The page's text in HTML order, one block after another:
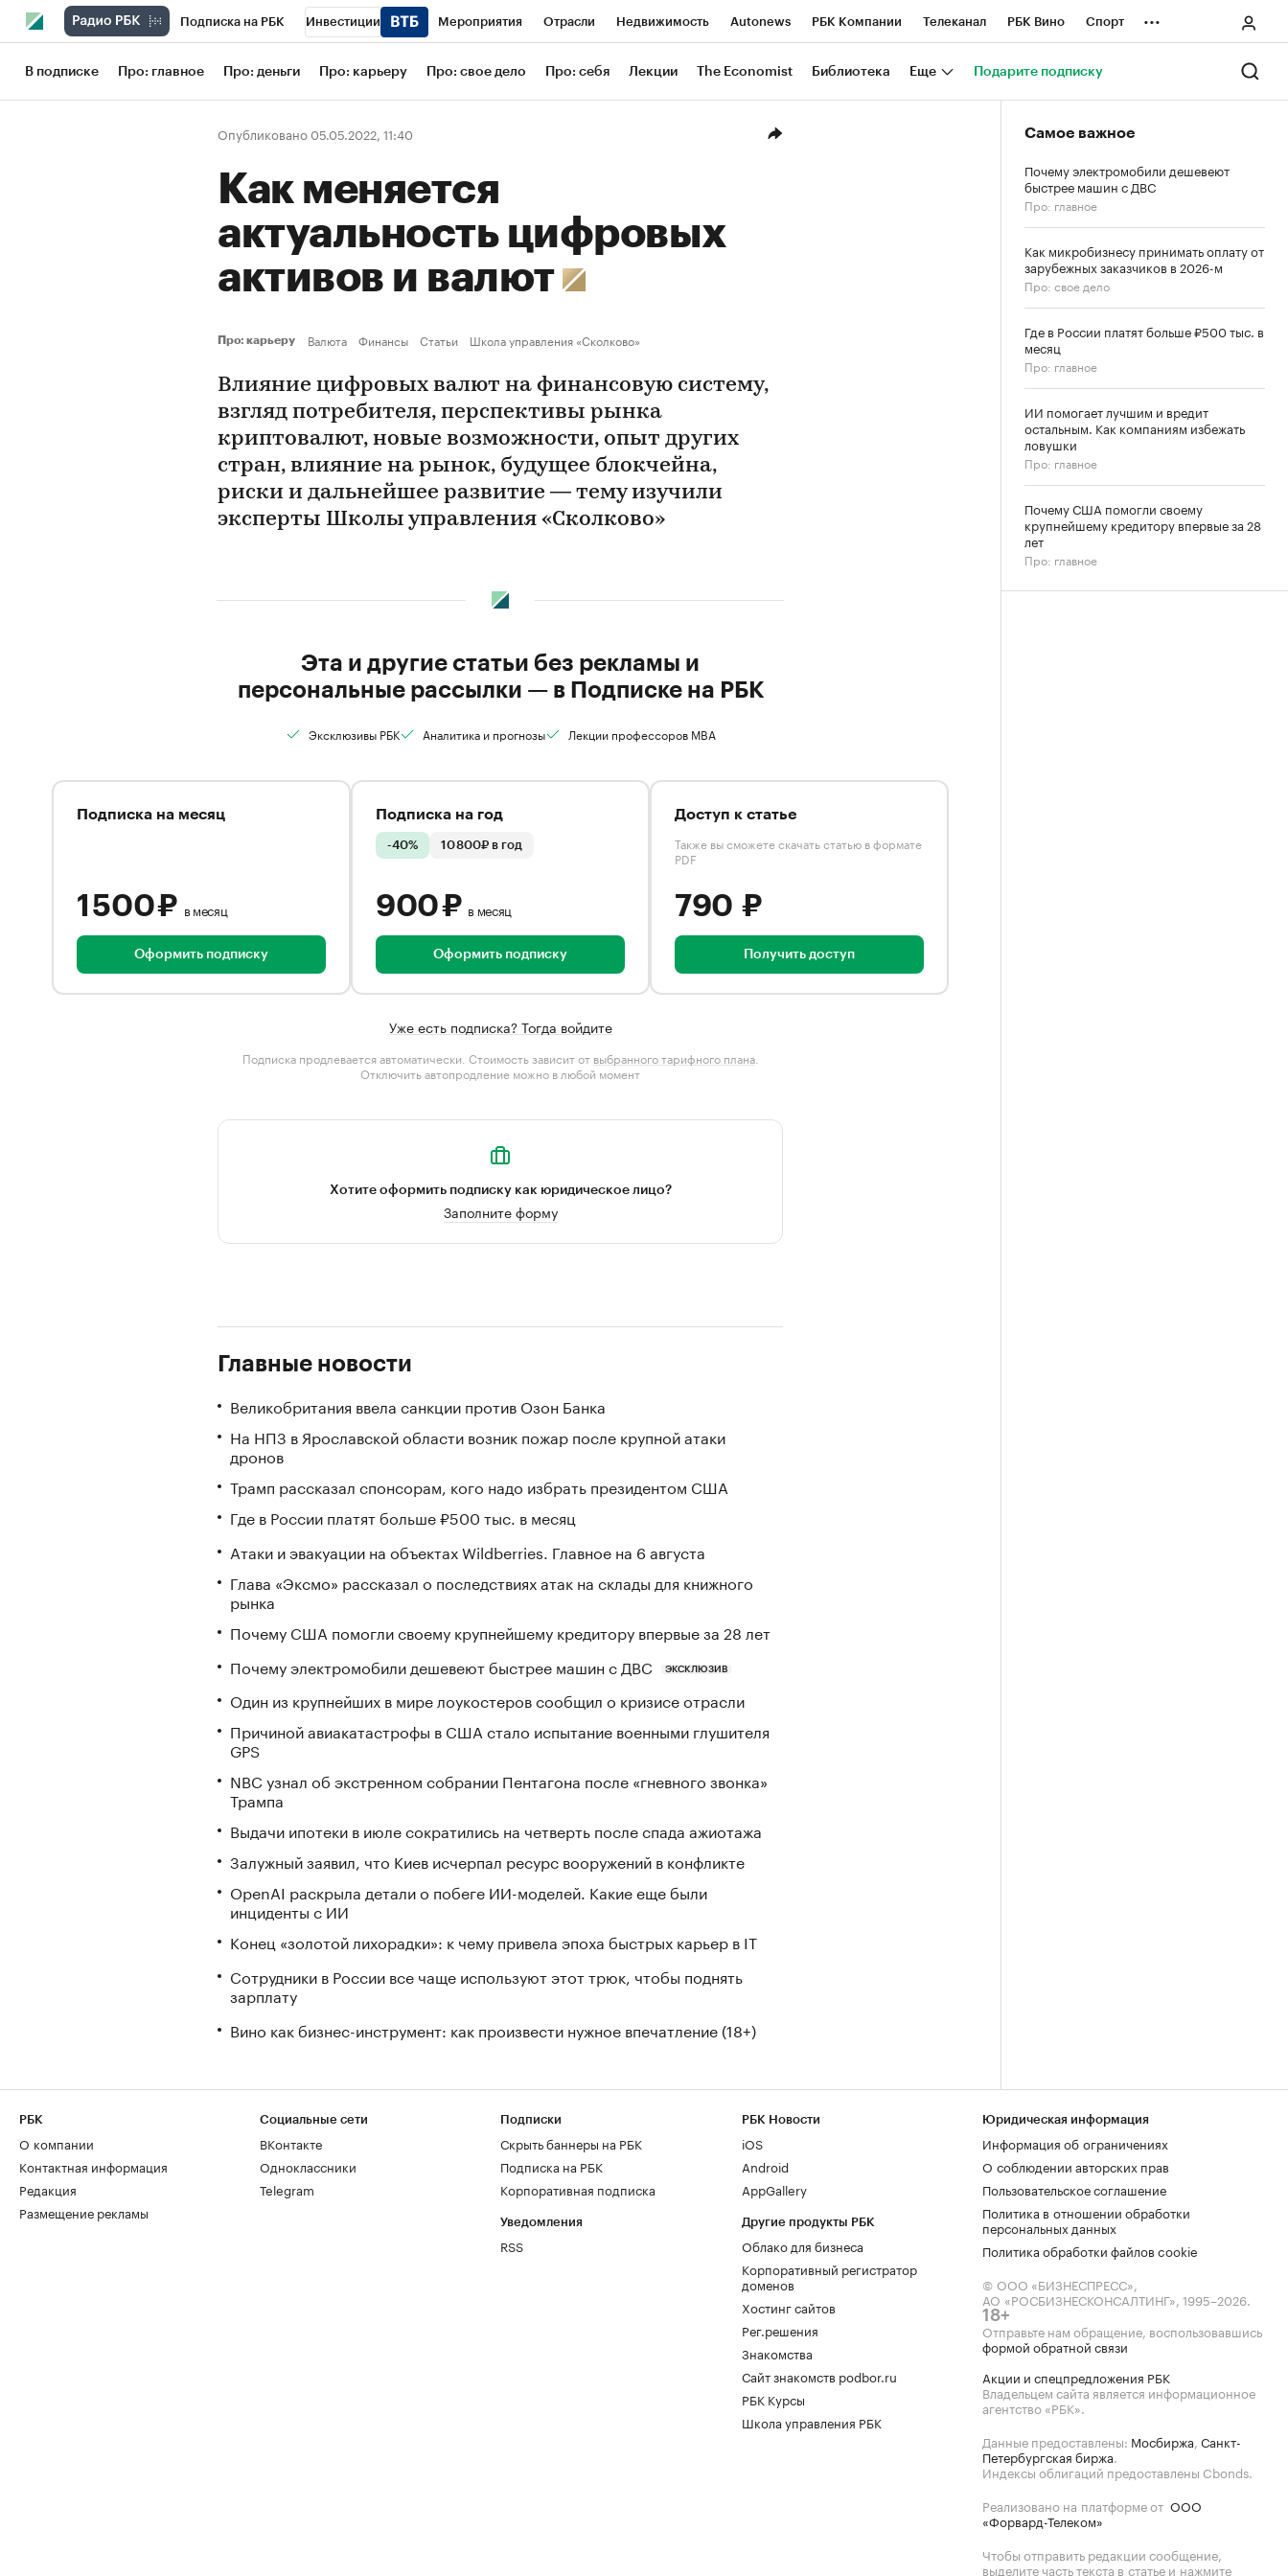
Подписка на РБК Инвестиции Мероприятия Отрасли Недвижимость Autonews РБК Компании Телеканал РБК Вино Спорт
Школа управления РБК РБК Образование РБК Life Тренды Визионеры Национальные проекты Город
Рынок наличной валюты
...
В подписке Про: главное Про: деньги Про: карьеру Про: свое дело Про: себя Лекции The Economist Библиотека Еще Подарите подписку
Опубликовано 05.05.2022, 11:40
Как меняется
актуальность цифровых
активов и валют
Про: карьеру Валюта Финансы Статьи Школа управления «Сколково»
Влияние цифровых валют на финансовую систему,
взгляд потребителя, перспективы рынка
криптовалют, новые возможности, опыт других
стран, влияние на рынок, будущее блокчейна,
риски и дальнейшее развитие — тему изучили
эксперты Школы управления «Сколково»
Эта и другие статьи без рекламы и
персональные рассылки — в Подписке на РБК
Эксклюзивы РБК Аналитика и прогнозы Лекции профессоров MBA
Подписка на месяц
1 500 ₽ в месяц
Оформить подписку
Подписка на год
-40% 10 800₽ в год
900 ₽ в месяц
Оформить подписку
Доступ к статье
Также вы сможете скачать статью в формате
PDF
790 ₽
Получить доступ
Уже есть подписка? Тогда войдите
Подписка продлевается автоматически. Стоимость зависит от выбранного тарифного плана.
Отключить автопродление можно в любой момент
Хотите оформить подписку как юридическое лицо?
Заполните форму
Главные новости
Великобритания ввела санкции против Озон Банка
На НПЗ в Ярославской области возник пожар после крупной атаки
дронов
Трамп рассказал спонсорам, кого надо избрать президентом США
Где в России платят больше ₽500 тыс. в месяц
Атаки и эвакуации на объектах Wildberries. Главное на 6 августа
Глава «Эксмо» рассказал о последствиях атак на склады для книжного
рынка
Почему США помогли своему крупнейшему кредитору впервые за 28 лет
Почему электромобили дешевеют быстрее машин с ДВС
ЭКСКЛЮЗИВ
Один из крупнейших в мире лоукостеров сообщил о кризисе отрасли
Причиной авиакатастрофы в США стало испытание военными глушителя
GPS
NBC узнал об экстренном собрании Пентагона после «гневного звонка»
Трампа
Выдачи ипотеки в июле сократились на четверть после спада ажиотажа
Залужный заявил, что Киев исчерпал ресурс вооружений в конфликте
OpenAI раскрыла детали о побеге ИИ-моделей. Какие еще были
инциденты с ИИ
Конец «золотой лихорадки»: к чему привела эпоха быстрых карьер в IT
Сотрудники в России все чаще используют этот трюк, чтобы поднять
зарплату
Вино как бизнес-инструмент: как произвести нужное впечатление (18+)
Самое важное
Почему электромобили дешевеют
быстрее машин с ДВС
Про: главное
Как микробизнесу принимать оплату от
зарубежных заказчиков в 2026-м
Про: свое дело
Где в России платят больше ₽500 тыс. в
месяц
Про: главное
ИИ помогает лучшим и вредит
остальным. Как компаниям избежать
ловушки
Про: главное
Почему США помогли своему
крупнейшему кредитору впервые за 28
лет
Про: главное
РБК
О компании
Контактная информация
Редакция
Размещение рекламы
Социальные сети
ВКонтакте
Одноклассники
Telegram
Подписки
Скрыть баннеры на РБК
Подписка на РБК
Корпоративная подписка
Уведомления
RSS
РБК Новости
iOS
Android
AppGallery
Другие продукты РБК
Облако для бизнеса
Корпоративный регистратор
доменов
Хостинг сайтов
Рег.решения
Знакомства
Сайт знакомств podbor.ru
РБК Курсы
Школа управления РБК
Юридическая информация
Информация об ограничениях
О соблюдении авторских прав
Пользовательское соглашение
Политика в отношении обработки
персональных данных
Политика обработки файлов cookie
© ООО «БИЗНЕСПРЕСС»,
АО «РОСБИЗНЕСКОНСАЛТИНГ», 1995–2026.
18+
Отправьте нам обращение, воспользовавшись
формой обратной связи
Акции и спецпредложения РБК
Владельцем сайта является информационное
агентство «РБК».
Данные предоставлены: Мосбиржа, Санкт-
Петербургская биржа.
Индексы облигаций предоставлены Cbonds.
Реализовано на платформе от ООО
«Форвард-Телеком»
Чтобы отправить редакции сообщение,
выделите часть текста в статье и нажмите